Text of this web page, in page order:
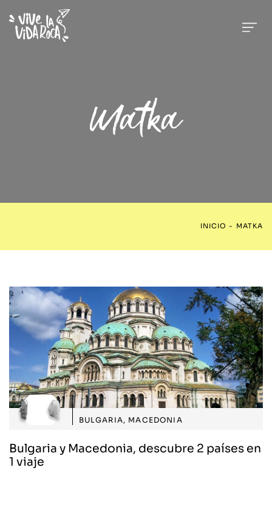
Matka
INICIO - MATKA
BULGARIA, MACEDONIA
Bulgaria y Macedonia, descubre 2 países en
1 viaje